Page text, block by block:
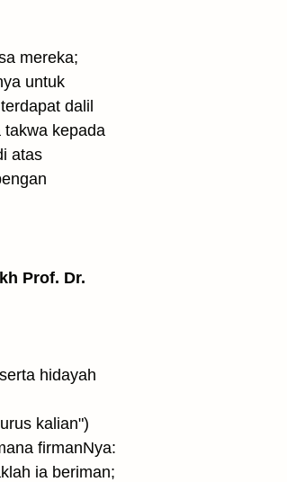
mereka;
untuk
dalil
takwa kepada
atas
Prof. Dr.
hidayah
kalian")
firmanNya:
ia beriman;